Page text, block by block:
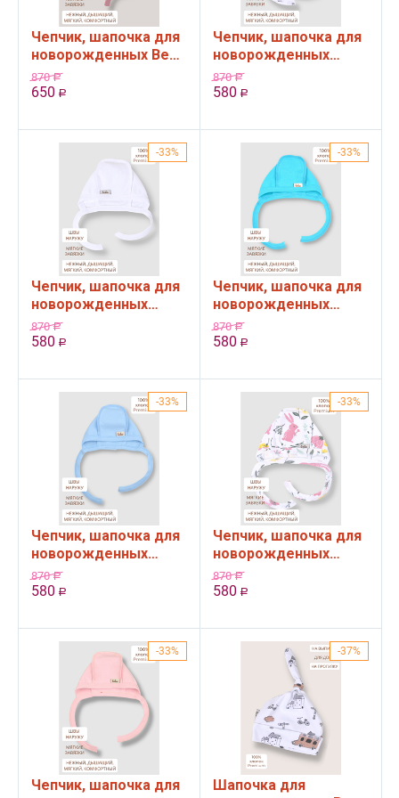
Чепчик, шапочка для
новорожденных Bebo
с рюшами, Сердечки
на розовом, 36-40 см
870 Р
650 Р
Чепчик, шапочка для
новорожденных
Bebo, Автобусы, 36-
40 см
870 Р
580 Р
33%
Чепчик, шапочка для
новорожденных
Bebo, Белый, 36-40 см
870 Р
580 Р
33%
Чепчик, шапочка для
новорожденных
Bebo, Бирюзовый, 36-
40 см
870 Р
580 Р
33%
Чепчик, шапочка для
новорожденных
Bebo, Голубой, 36-40
см
870 Р
580 Р
33%
Чепчик, шапочка для
новорожденных
Bebo, Зайчики в
цветах, 36-40 см
870 Р
580 Р
33%
Чепчик, шапочка для
37%
Шапочка для